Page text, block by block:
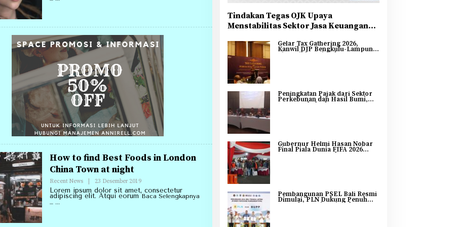
How to find Best Foods in London
China Town at night
Recent News 23 Desember 2019Oleh
Redaksi
Annirell.Com
Lorem ipsum dolor sit amet, consectetur
adipiscing elit. Atqui eorumBaca Selengkapnya
…
Tindakan Tegas OJK Upaya
Menstabilitas Sektor Jasa Keuangan
Penguatan Sektor Keuangan
Gelar Tax Gathering 2026,
Kanwil DJP Bengkulu-Lampung
Sinergikan Pajak dan
Peningkatan Pajak dari Sektor
Perkebunan dan Hasil Bumi,
DJP Bengkulu dan Lampung
Gubernur Helmi Hasan Nobar
Final Piala Dunia FIFA 2026
Bersama Masyarakat, UMKM
Pembangunan PSEL Bali Resmi
Dimulai, PLN Dukung Penuh
Transformasi Nasional